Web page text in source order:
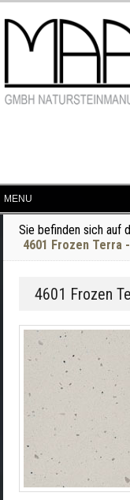
Sie befinden sich auf
4601 Frozen Terra
4601 Frozen